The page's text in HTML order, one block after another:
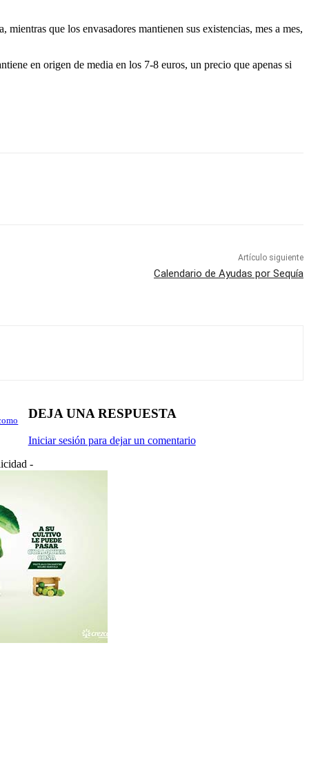
que los envasadores mantienen sus existencias, mes a mes,
en origen de media en los 7-8 euros, un precio que apenas si
Artículo siguiente
Calendario de Ayudas por Sequía
DEJA UNA RESPUESTA
Iniciar sesión para dejar un comentario
-